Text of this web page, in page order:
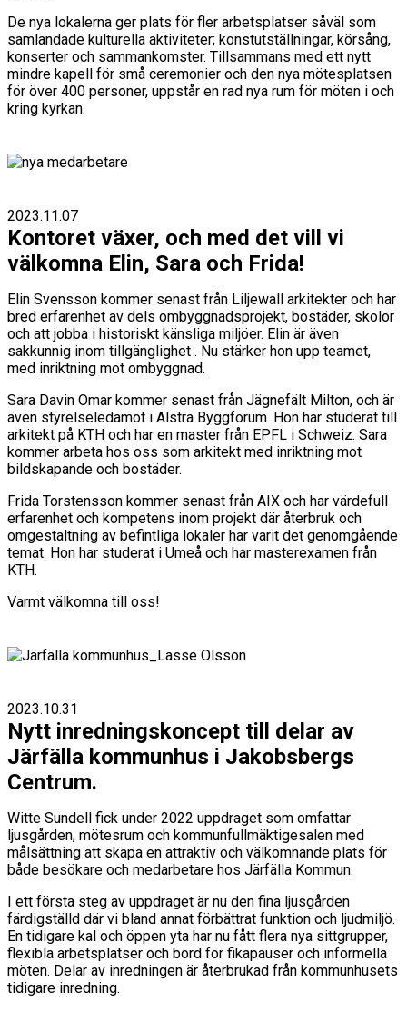
De nya lokalerna ger plats för fler arbetsplatser såväl som
samlandade kulturella aktiviteter; konstutställningar, körsång,
konserter och sammankomster. Tillsammans med ett nytt
mindre kapell för små ceremonier och den nya mötesplatsen
för över 400 personer, uppstår en rad nya rum för möten i och
kring kyrkan.
2023.11.07
Kontoret växer, och med det vill vi
välkomna Elin, Sara och Frida!
Elin Svensson kommer senast från Liljewall arkitekter och har
bred erfarenhet av dels ombyggnadsprojekt, bostäder, skolor
och att jobba i historiskt känsliga miljöer. Elin är även
sakkunnig inom tillgänglighet . Nu stärker hon upp teamet,
med inriktning mot ombyggnad.
Sara Davin Omar kommer senast från Jägnefält Milton, och är
även styrelseledamot i Alstra Byggforum. Hon har studerat till
arkitekt på KTH och har en master från EPFL i Schweiz. Sara
kommer arbeta hos oss som arkitekt med inriktning mot
bildskapande och bostäder.
Frida Torstensson kommer senast från AIX och har värdefull
erfarenhet och kompetens inom projekt där återbruk och
omgestaltning av befintliga lokaler har varit det genomgående
temat. Hon har studerat i Umeå och har masterexamen från
KTH.
Varmt välkomna till oss!
2023.10.31
Nytt inredningskoncept till delar av
Järfälla kommunhus i Jakobsbergs
Centrum.
Witte Sundell fick under 2022 uppdraget som omfattar
ljusgården, mötesrum och kommunfullmäktigesalen med
målsättning att skapa en attraktiv och välkomnande plats för
både besökare och medarbetare hos Järfälla Kommun.
I ett första steg av uppdraget är nu den fina ljusgården
färdigställd där vi bland annat förbättrat funktion och ljudmiljö.
En tidigare kal och öppen yta har nu fått flera nya sittgrupper,
flexibla arbetsplatser och bord för fikapauser och informella
möten. Delar av inredningen är återbrukad från kommunhusets
tidigare inredning.